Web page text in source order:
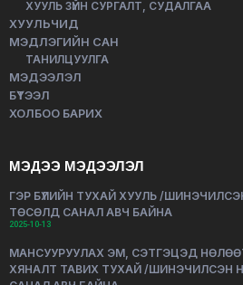
ХУУЛЬ ЗҮЙН СУРГАЛТ, СУДАЛГАА
ХУУЛЬЧИД
МЭДЛЭГИЙН САН
ТАНИЛЦУУЛГА
МЭДЭЭЛЭЛ
БҮТЭЭЛ
ХОЛБОО БАРИХ
МЭДЭЭ МЭДЭЭЛЭЛ
ГЭР БҮЛИЙН ТУХАЙ ХУУЛЬ /
ТӨСӨЛД САНАЛ АВЧ БАЙНА
2025-10-13
МАНСУУРУУЛАХ ЭМ, СЭТГЭЦЭД
ХЯНАЛТ ТАВИХ ТУХАЙ /ШИНЭЧИЛСЭН